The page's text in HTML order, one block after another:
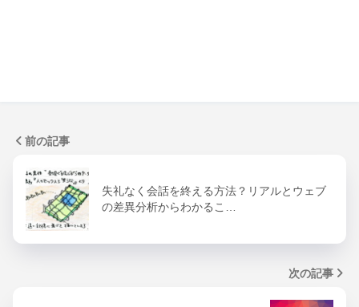
前の記事
失礼なく会話を終える方法？リアルとウェブ
の差異分析からわかるこ…
次の記事